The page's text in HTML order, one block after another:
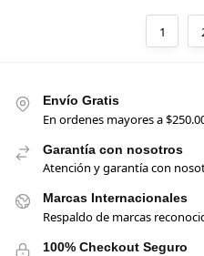
1
Envío Gratis
En ordenes mayores a
Garantía con nosotros
Atención y garantía con
Marcas Internacionales
Respaldo de marcas
100% Checkout Seguro